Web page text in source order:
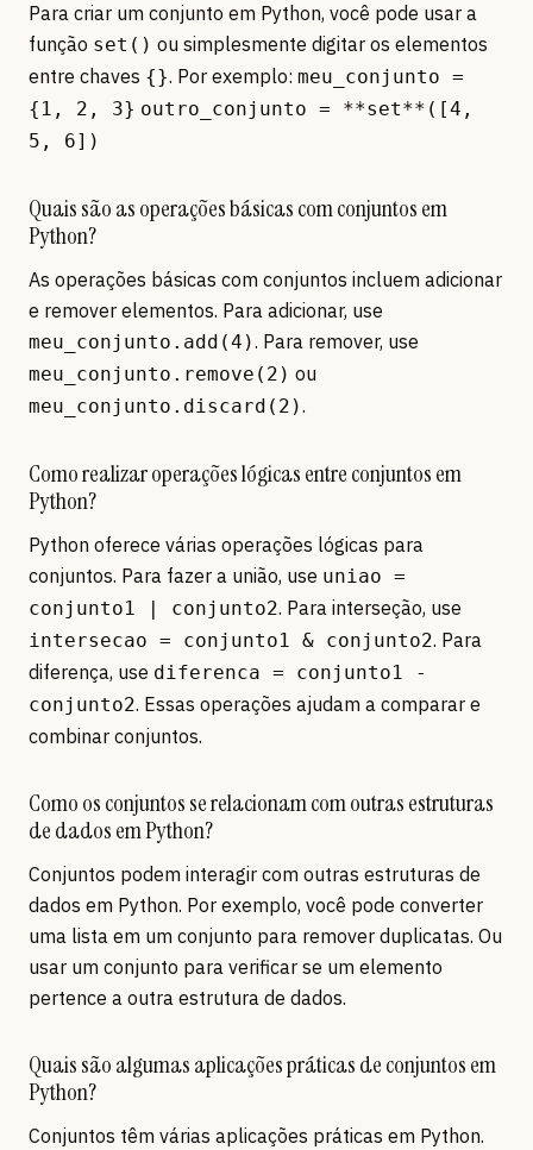
Para criar um conjunto em Python, você pode usar a
função set() ou simplesmente digitar os elementos
entre chaves {}. Por exemplo: meu_conjunto =
{1, 2, 3} outro_conjunto = **set**([4,
5, 6])
Quais são as operações básicas com conjuntos em
Python?
As operações básicas com conjuntos incluem adicionar
e remover elementos. Para adicionar, use
meu_conjunto.add(4). Para remover, use
meu_conjunto.remove(2) ou
meu_conjunto.discard(2).
Como realizar operações lógicas entre conjuntos em
Python?
Python oferece várias operações lógicas para
conjuntos. Para fazer a união, use uniao =
conjunto1 | conjunto2. Para interseção, use
intersecao = conjunto1 & conjunto2. Para
diferença, use diferenca = conjunto1 -
conjunto2. Essas operações ajudam a comparar e
combinar conjuntos.
Como os conjuntos se relacionam com outras estruturas
de dados em Python?
Conjuntos podem interagir com outras estruturas de
dados em Python. Por exemplo, você pode converter
uma lista em um conjunto para remover duplicatas. Ou
usar um conjunto para verificar se um elemento
pertence a outra estrutura de dados.
Quais são algumas aplicações práticas de conjuntos em
Python?
Conjuntos têm várias aplicações práticas em Python.